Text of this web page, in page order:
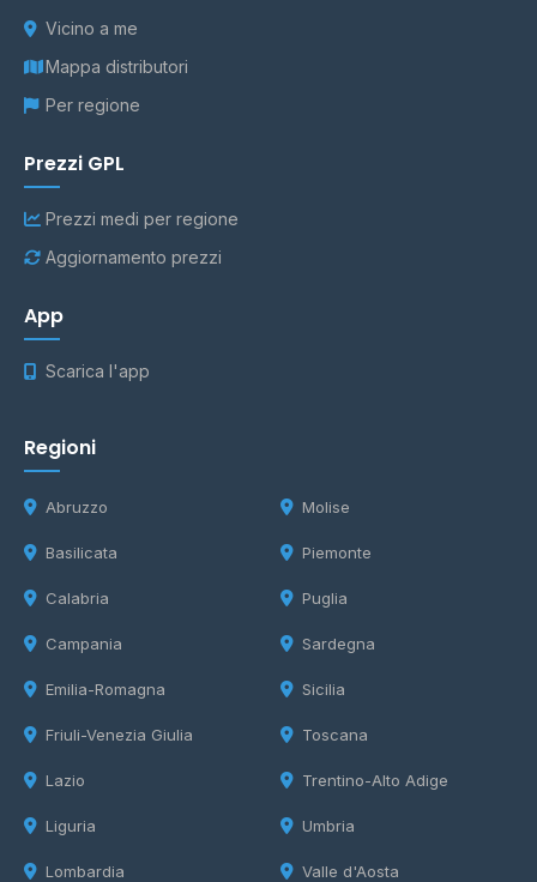
Vicino a me
Mappa distributori
Per regione
Prezzi GPL
Prezzi medi per regione
Aggiornamento prezzi
App
Scarica l'app
Regioni
Abruzzo
Basilicata
Calabria
Campania
Emilia-Romagna
Friuli-Venezia Giulia
Lazio
Liguria
Lombardia
Molise
Piemonte
Puglia
Sardegna
Sicilia
Toscana
Trentino-Alto Adige
Umbria
Valle d'Aosta